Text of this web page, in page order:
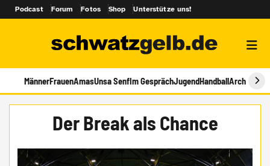
Podcast Forum Fotos Shop Unterstütze uns!
MännerFrauenAmasUnsa SenfIm GesprächJugendHandballArchiv
Der Break als Chance